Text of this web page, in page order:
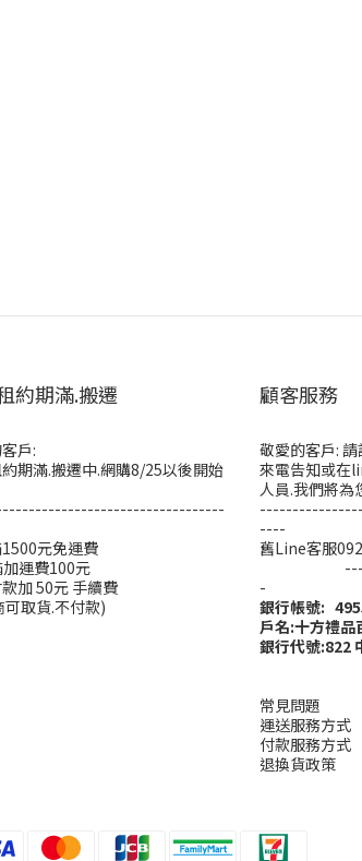
約期滿.搬遷
戶:
期滿.搬遷中.網購8/25以後開始
元免運費
運費100元
加 50元 手續費
取貨.不付款)
顧客服務
敬愛的客戶:
來電告知或
人員.我們將為
----
舊Line客
-
銀行帳號:
戶名:十方禮品
銀行代號:822
常見問題
運送服務方式
付款服務方式
退換貨政策